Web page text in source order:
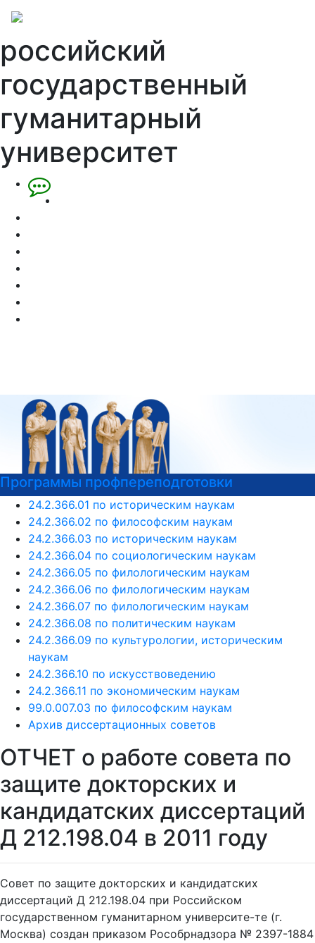
российский
государственный
гуманитарный
университет
Программы профпереподготовки
24.2.366.01 по историческим наукам
24.2.366.02 по философским наукам
24.2.366.03 по историческим наукам
24.2.366.04 по социологическим наукам
24.2.366.05 по филологическим наукам
24.2.366.06 по филологическим наукам
24.2.366.07 по филологическим наукам
24.2.366.08 по политическим наукам
24.2.366.09 по культурологии, историческим
наукам
24.2.366.10 по искусствоведению
24.2.366.11 по экономическим наукам
99.0.007.03 по философским наукам
Архив диссертационных советов
ОТЧЕТ о работе совета по
защите докторских и
кандидатских диссертаций
Д 212.198.04 в 2011 году
Совет по защите докторских и кандидатских
диссертаций Д 212.198.04 при Российском
государственном гуманитарном университе-те (г.
Москва) создан приказом Рособрнадзора № 2397-1884